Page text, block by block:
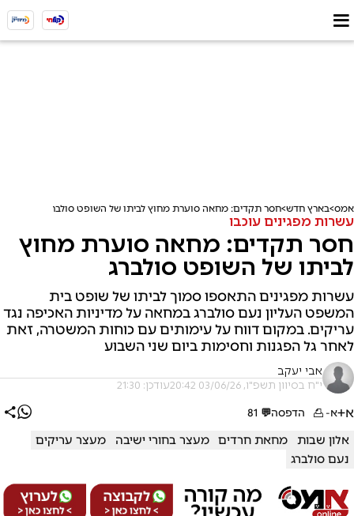
אמס בארץ חדש חסר תקדים: מחאה סוערת מחוץ לביתו של השופט סולברג
עשרות מפגינים עוכבו
חסר תקדים: מחאה סוערת מחוץ
לביתו של השופט סולברג
עשרות מפגינים התאספו סמוך לביתו של שופט בית
המשפט העליון נעם סולברג במחאה על מדיניות האכיפה נגד
עריקים. במקום דווח על עימותים עם כוחות המשטרה, זאת
לאחר גל הפגנות וחסימות ביום שני השבוע
אבי יעקב
י"ח בסיוון תשפ"ו, 03/06/26 20:42 עודכן: 21:30
א+א- הדפסה💬
81
אלון שבות מחאת חרדים מעצר בחורי ישיבה
מעצר עריקים
נעם סולברג